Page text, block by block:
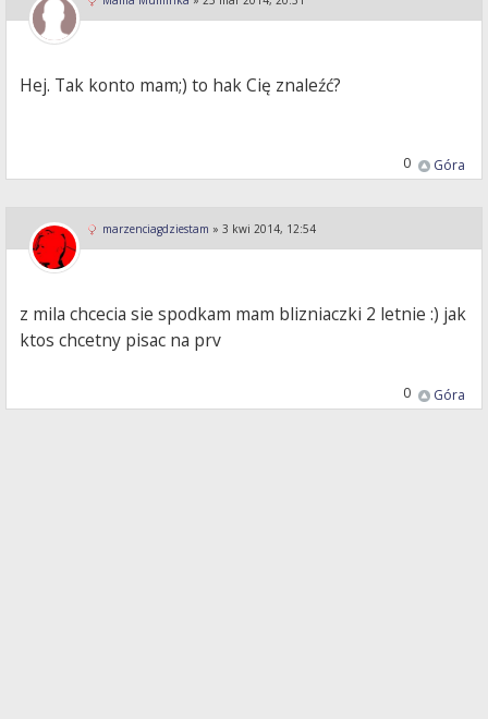
Hej. Tak konto mam;) to hak Cię znaleźć?
Góra
0
marzenciagdziestam » 3 kwi 2014, 12:54
z mila chcecia sie spodkam mam blizniaczki 2 letnie :) jak
ktos chcetny pisac na prv
Góra
0